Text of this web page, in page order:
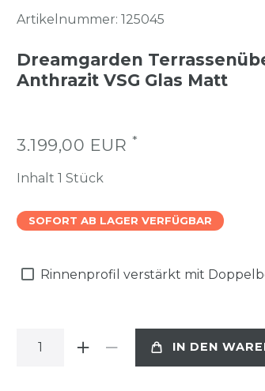
Artikelnummer: 125045
Dreamgarden
Anthrazit VSG Glas Matt
3.199,00 EUR *
Inhalt 1 Stück
SOFORT AB LAGER VERFÜGBAR
Rinnenprofil verstärkt mit
IN DEN